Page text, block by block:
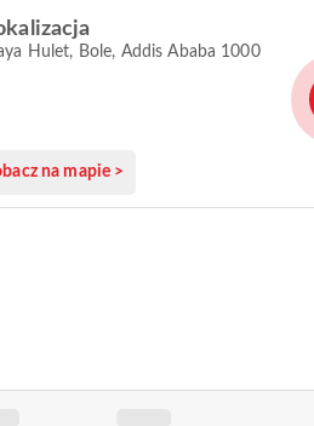
Hulet, Bole, Addis Ababa 1000
na mapie >